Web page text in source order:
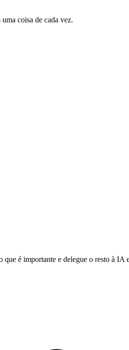
coisa de cada vez.
é importante e delegue o resto à IA